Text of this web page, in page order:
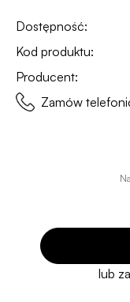
Dostępność:
Kod produktu:
Producent:
Zamów